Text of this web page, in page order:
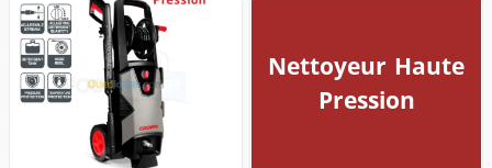
Nettoyeur Haute
Pression